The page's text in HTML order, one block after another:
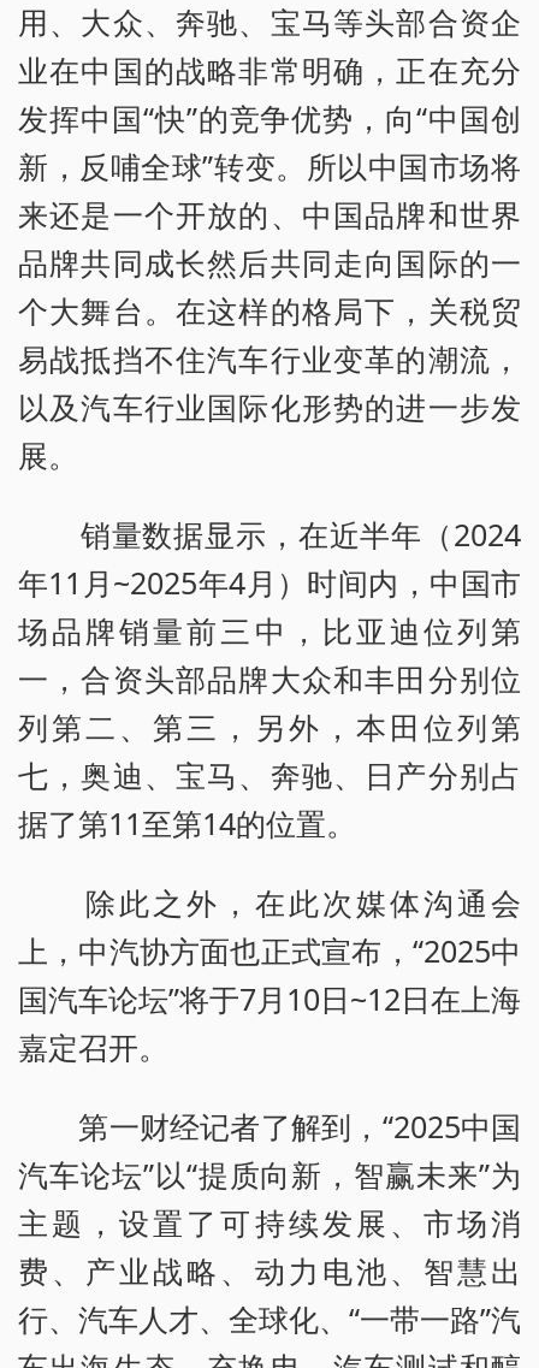
用、大众、奔驰、宝马等头部合资企
业在中国的战略非常明确，正在充分
发挥中国“快”的竞争优势，向“中国创
新，反哺全球”转变。所以中国市场将
来还是一个开放的、中国品牌和世界
品牌共同成长然后共同走向国际的一
个大舞台。在这样的格局下，关税贸
易战抵挡不住汽车行业变革的潮流，
以及汽车行业国际化形势的进一步发
展。
销量数据显示，在近半年（2024
年11月~2025年4月）时间内，中国市
场品牌销量前三中，比亚迪位列第
一，合资头部品牌大众和丰田分别位
列第二、第三，另外，本田位列第
七，奥迪、宝马、奔驰、日产分别占
据了第11至第14的位置。
除此之外，在此次媒体沟通会
上，中汽协方面也正式宣布，“2025中
国汽车论坛”将于7月10日~12日在上海
嘉定召开。
第一财经记者了解到，“2025中国
汽车论坛”以“提质向新，智赢未来”为
主题，设置了可持续发展、市场消
费、产业战略、动力电池、智慧出
行、汽车人才、全球化、“一带一路”汽